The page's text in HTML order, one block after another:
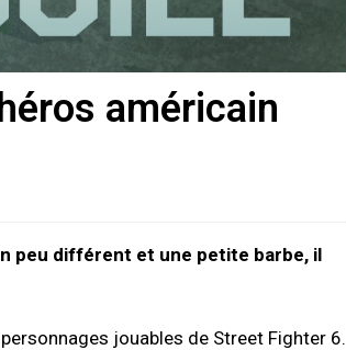
américain
peu différent et une petite barbe, il
jouables de Street Fighter 6.